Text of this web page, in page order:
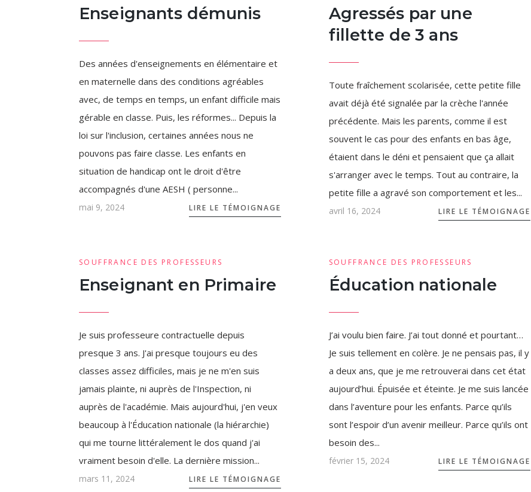
Enseignants démunis
Des années d'enseignements en élémentaire et
en maternelle dans des conditions agréables
avec, de temps en temps, un enfant difficile mais
gérable en classe. Puis, les réformes... Depuis la
loi sur l'inclusion, certaines années nous ne
pouvons pas faire classe. Les enfants en
situation de handicap ont le droit d'être
accompagnés d'une AESH ( personne...
mai 9, 2024 LIRE LE TÉMOIGNAGE
Agressés par une
fillette de 3 ans
Toute fraîchement scolarisée, cette petite fille
avait déjà été signalée par la crèche l'année
précédente. Mais les parents, comme il est
souvent le cas pour des enfants en bas âge,
étaient dans le déni et pensaient que ça allait
s'arranger avec le temps. Tout au contraire, la
petite fille a agravé son comportement et les...
avril 16, 2024 LIRE LE TÉMOIGNAGE
SOUFFRANCE DES PROFESSEURS
Enseignant en Primaire
Je suis professeure contractuelle depuis
presque 3 ans. J'ai presque toujours eu des
classes assez difficiles, mais je ne m'en suis
jamais plainte, ni auprès de l'Inspection, ni
auprès de l'académie. Mais aujourd'hui, j'en veux
beaucoup à l'Éducation nationale (la hiérarchie)
qui me tourne littéralement le dos quand j'ai
vraiment besoin d'elle. La dernière mission...
mars 11, 2024 LIRE LE TÉMOIGNAGE
SOUFFRANCE DES PROFESSEURS
Éducation nationale
J’ai voulu bien faire. J’ai tout donné et pourtant…
Je suis tellement en colère. Je ne pensais pas, il y
a deux ans, que je me retrouverai dans cet état
aujourd’hui. Épuisée et éteinte. Je me suis lancée
dans l’aventure pour les enfants. Parce qu’ils
sont l’espoir d’un avenir meilleur. Parce qu’ils ont
besoin des...
février 15, 2024 LIRE LE TÉMOIGNAGE